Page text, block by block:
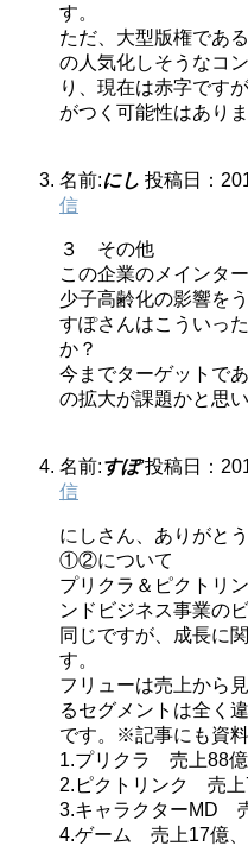
す。
ただ、大型版権であ
の人気化しそうなコ
り、現在は赤字です
がつく可能性はありま
名前:にし 投稿日：
信
３ その他
この企業のメインタ
少子高齢化の影響を
すぽさんはこういっ
か？
今までターゲットで
の拡大が課題かと思い
名前:すぽ 投稿日：
信
にしさん、ありがと
①②について
プリクラ＆ピクトリ
ンドビジネス事業の
同じですが、成長に
す。
フリューは売上から
るセグメントは全く
です。※記事にも資料
1.プリクラ 売上88
2.ピクトリンク 売上
3.キャラクターMD
4.ゲーム 売上17億